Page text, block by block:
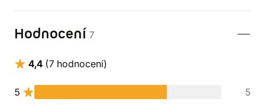
Hodnocení 7
4,4 (7 hodnocení)
5
5